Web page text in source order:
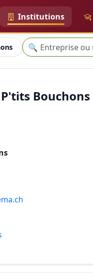
Institutions
Recherche
🔍
P'tits Bouchons